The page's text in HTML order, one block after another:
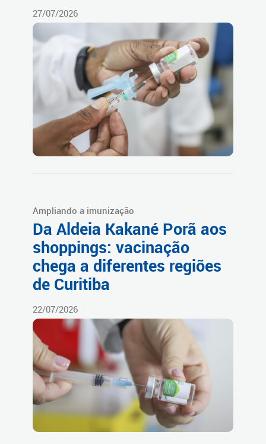
27/07/2026
Ampliando a imunização
Da Aldeia Kakané Porã aos
shoppings: vacinação
chega a diferentes regiões
de Curitiba
22/07/2026